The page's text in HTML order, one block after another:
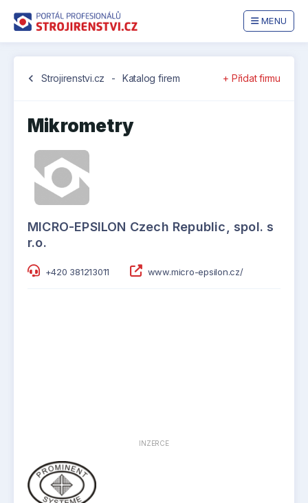
MENU
chevron_left Strojirenstvi.cz - Katalog firem + Přidat firmu
Mikrometry
MICRO-EPSILON Czech Republic, spol. s
r.o.
+420 381213011 www.micro-epsilon.cz/
INZERCE